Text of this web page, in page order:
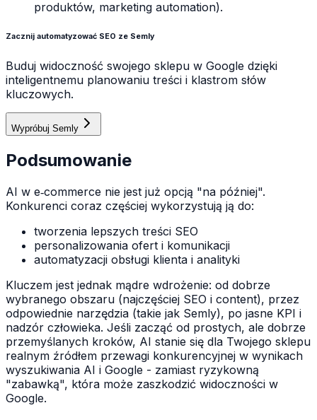
produktów, marketing automation).
Zacznij automatyzować SEO ze Semly
Buduj widoczność swojego sklepu w Google dzięki
inteligentnemu planowaniu treści i klastrom słów
kluczowych.
Wypróbuj Semly
Podsumowanie
AI w e‑commerce nie jest już opcją "na później".
Konkurenci coraz częściej wykorzystują ją do:
tworzenia lepszych treści SEO
personalizowania ofert i komunikacji
automatyzacji obsługi klienta i analityki
Kluczem jest jednak mądre wdrożenie: od dobrze
wybranego obszaru (najczęściej SEO i content), przez
odpowiednie narzędzia (takie jak Semly), po jasne KPI i
nadzór człowieka. Jeśli zacząć od prostych, ale dobrze
przemyślanych kroków, AI stanie się dla Twojego sklepu
realnym źródłem przewagi konkurencyjnej w wynikach
wyszukiwania AI i Google - zamiast ryzykowną
"zabawką", która może zaszkodzić widoczności w
Google.